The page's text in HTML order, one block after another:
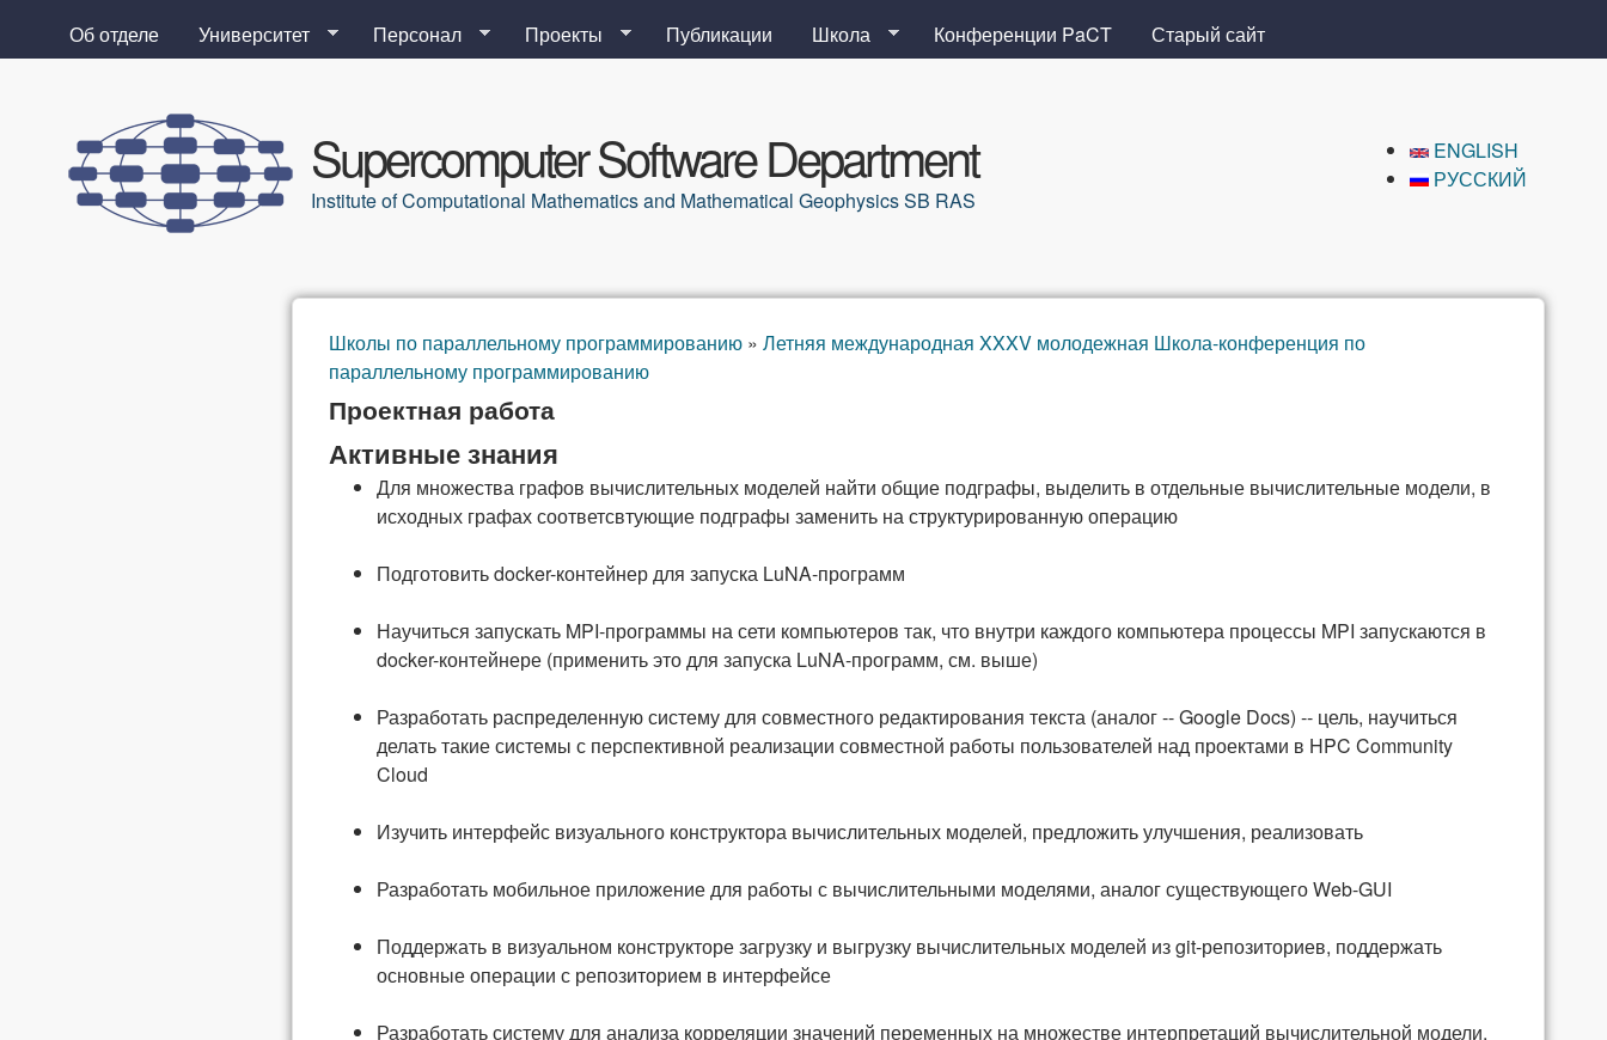
содержанию
Об отделе Университет Персонал Проекты Публикации Школа Конференции PaCT Старый сайт
Supercomputer Software Department
Institute of Computational Mathematics and Mathematical Geophysics SB RAS
ENGLISH
РУССКИЙ
Вы здесь
Школы по параллельному программированию » Летняя международная XXXV молодежная Школа-конференция по
параллельному программированию
Проектная работа
Активные знания
Для множества графов вычислительных моделей найти общие подграфы, выделить в отдельные вычислительные модели, в
исходных графах соответсвтующие подграфы заменить на структурированную операцию
Подготовить docker-контейнер для запуска LuNA-программ
Научиться запускать MPI-программы на сети компьютеров так, что внутри каждого компьютера процессы MPI запускаются в
docker-контейнере (применить это для запуска LuNA-программ, см. выше)
Разработать распределенную систему для совместного редактирования текста (аналог -- Google Docs) -- цель, научиться
делать такие системы с перспективной реализации совместной работы пользователей над проектами в HPC Community
Cloud
Изучить интерфейс визуального конструктора вычислительных моделей, предложить улучшения, реализовать
Разработать мобильное приложение для работы с вычислительными моделями, аналог существующего Web-GUI
Поддержать в визуальном конструкторе загрузку и выгрузку вычислительных моделей из git-репозиториев, поддержать
основные операции с репозиторием в интерфейсе
Разработать систему для анализа корреляции значений переменных на множестве интерпретаций вычислительной модели,